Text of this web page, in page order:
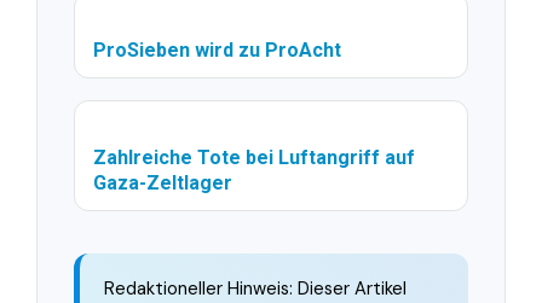
ProSieben wird zu ProAcht
Zahlreiche Tote bei Luftangriff auf
Gaza-Zeltlager
Redaktioneller Hinweis: Dieser Artikel